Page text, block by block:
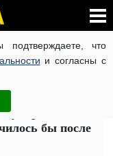
подтверждаете, что
и согласны с
КОРОНАВИРУС В
УКРАЇНСЬКОЮ
умереть:
бы после